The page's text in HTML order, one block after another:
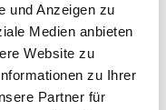
und Anzeigen zu
Medien anbieten
Website zu
zu Ihrer
Partner für